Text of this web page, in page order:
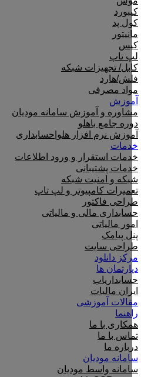
کیبورد
کول پد
مانیتور
کیس
لپ تاپ
کابل/ تجهیزات شبکه
فلش/هارد
مواد مصرفی
آموزش
مشاوره و آموزش سامانه مودیان
دوره جامع باهلو
آموزش نرم افزار هلو|حسابداری
خدمات
خدمات استقرار و ورود اطلاعات
خدمات پشتیبانی
شبکه و امنیت شبکه
تعمیرات کامپیوتر و لپ تاپ
طراحی فاکتور
حسابداری مالی و مالیاتی
امور مالیاتی
پنل پیامک
طراحی سایت
مرکز دانلود
دپارتمان ها
حسابداریاب
ایران مالیات
مقالات آموزشی
راهنما
همکاری با ما
تماس با ما
درباره ما
سامانه مودیان
سامانه واسط مودیان